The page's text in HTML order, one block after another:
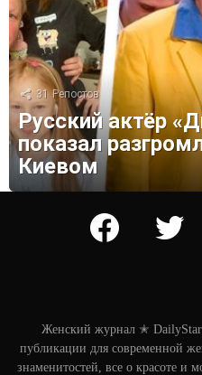
31 Репостов
Русский актёр
показал
Киевом
facebook twitter
Женский журнал ✭
публикации для современной
знаменитостей, все о красоте и